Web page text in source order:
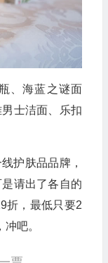
、海蓝之谜面
士洁面、乐扣
护肤品品牌，
请出了各自的
折，最低只要2
吧。